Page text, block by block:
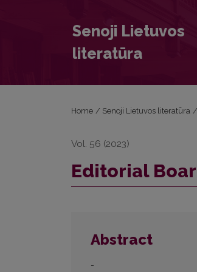
Senoji Lietuvos
literatūra
Home / Senoji Lietuvos literatūra /
Vol. 56 (2023)
Editorial
Abstract
-